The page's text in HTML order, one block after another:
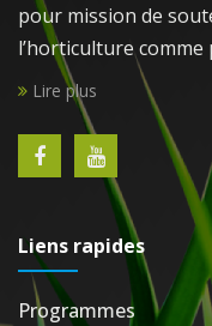
pour mission de
l’horticulture
Lire plus
Liens rapides
Programmes